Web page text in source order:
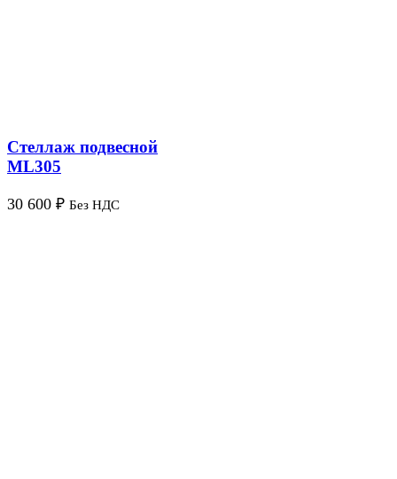
Стеллаж подвесной
ML305
30 600 ₽ Без НДС